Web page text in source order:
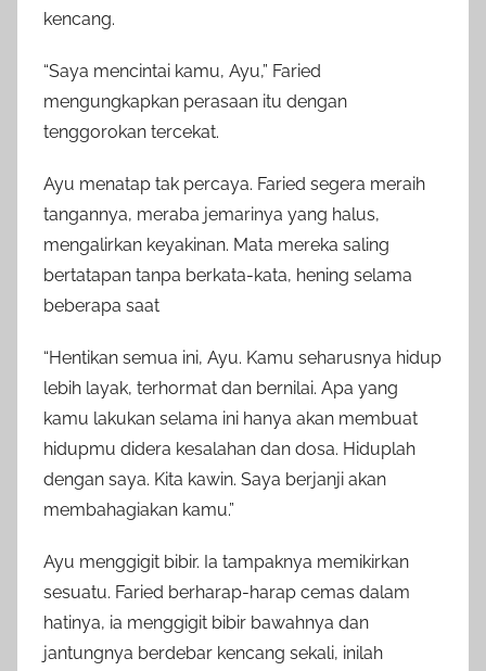
kencang.
“Saya mencintai kamu, Ayu,” Faried
mengungkapkan perasaan itu dengan
tenggorokan tercekat.
Ayu menatap tak percaya. Faried segera meraih
tangannya, meraba jemarinya yang halus,
mengalirkan keyakinan. Mata mereka saling
bertatapan tanpa berkata-kata, hening selama
beberapa saat
“Hentikan semua ini, Ayu. Kamu seharusnya hidup
lebih layak, terhormat dan bernilai. Apa yang
kamu lakukan selama ini hanya akan membuat
hidupmu didera kesalahan dan dosa. Hiduplah
dengan saya. Kita kawin. Saya berjanji akan
membahagiakan kamu.”
Ayu menggigit bibir. Ia tampaknya memikirkan
sesuatu. Faried berharap-harap cemas dalam
hatinya, ia menggigit bibir bawahnya dan
jantungnya berdebar kencang sekali, inilah